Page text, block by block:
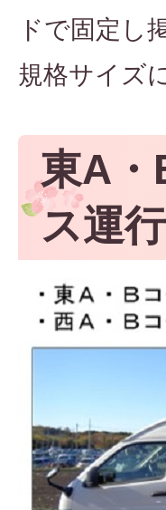
ドで固定し
規格サイズ
東A・
ス運